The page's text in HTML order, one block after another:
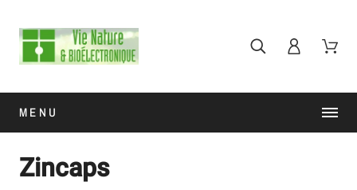
MENU
Zincaps